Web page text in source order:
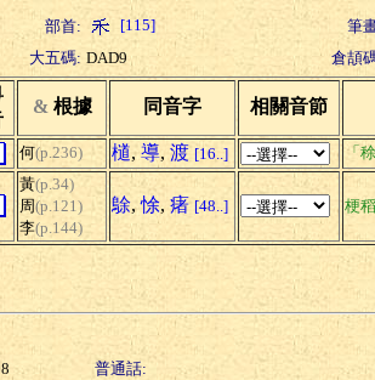
部首: [115]
筆
大五碼: DAD9 倉頡
& 根據 同音字 相關音節
何(p.236) 檤, 導, 渡 [16..] 「
黃(p.34)
周(p.121)
李(p.144)
鵌,悇, 瘏 [48..] 梗稻
普通話: